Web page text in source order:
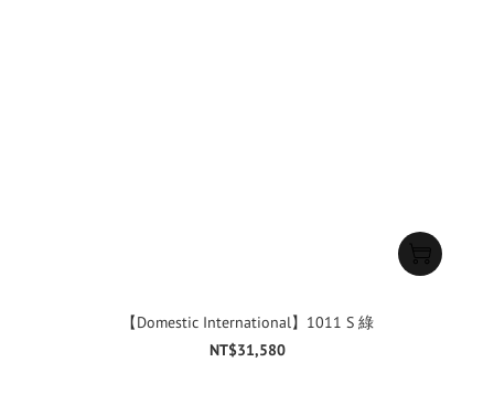
【Domestic International】1011 S 綠
NT$31,580